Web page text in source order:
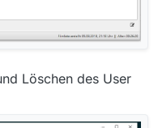
Löschen des User